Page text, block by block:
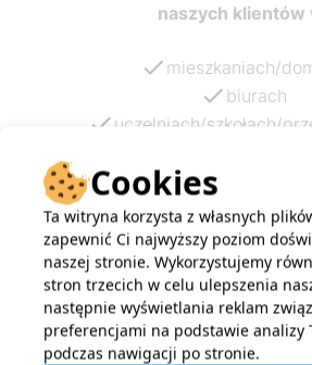
naszych klientów
mieszkaniach/
biurach
uczelniach/szkołach/
siłowniach/
Cookies
Ta witryna korzysta z własnych
zapewnić Ci najwyższy poziom
naszej stronie. Wykorzystujemy
stron trzecich w celu ulepszenia
następnie wyświetlania reklam
preferencjami na podstawie analizy
podczas nawigacji po stronie.